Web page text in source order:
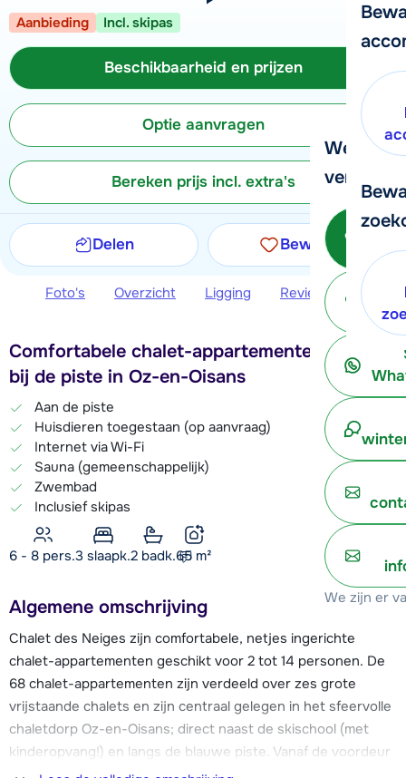
We
verder!
We zijn er
Aanbieding Incl. skipas
Beschikbaarheid en prijzen
Optie aanvragen
Bereken prijs incl. extra's
Delen Bewaren
Foto's Overzicht Ligging Reviews
Comfortabele chalet-appartementen, direct
bij de piste in Oz-en-Oisans
Aan de piste
Huisdieren toegestaan (op aanvraag)
Internet via Wi-Fi
Sauna (gemeenschappelijk)
Zwembad
Inclusief skipas
6 - 8 pers.3 slaapk.2 badk.65 m²
Algemene omschrijving
Chalet des Neiges zijn comfortabele, netjes ingerichte
chalet-appartementen geschikt voor 2 tot 14 personen. De
68 chalet-appartementen zijn verdeeld over zes grote
vrijstaande chalets en zijn centraal gelegen in het sfeervolle
chaletdorp Oz-en-Oisans; direct naast de skischool (met
kinderopvang!) en langs de blauwe piste. Vanaf de voordeur
ski je zo naar de twee gondels toe die vanuit Oz-en-Oisans